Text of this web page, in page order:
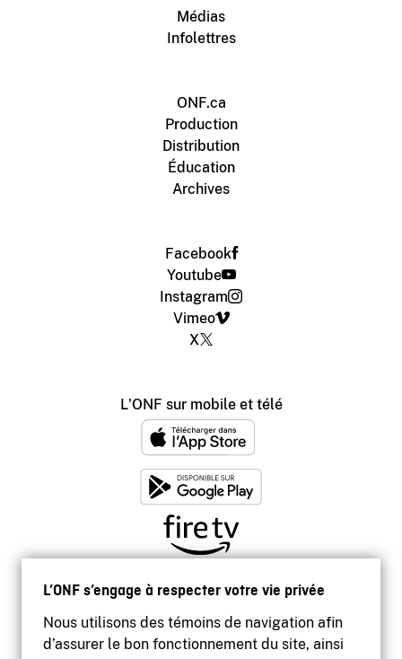
L’ONF s’engage à respecter votre vie privée
Nous utilisons des témoins de navigation afin
d’assurer le bon fonctionnement du site, ainsi
Médias
Infolettres
ONF.ca
Production
Distribution
Éducation
Archives
Facebook
Youtube
Instagram
Vimeo
X
L'ONF sur mobile et télé